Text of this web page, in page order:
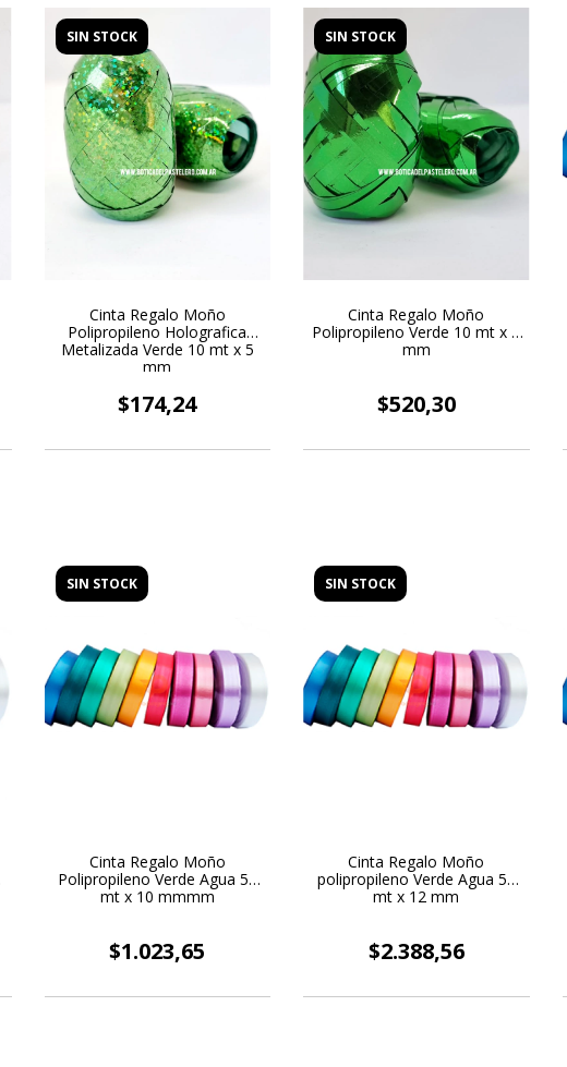
SIN STOCK
Cinta Regalo Moño
Polipropileno Holografica
Metalizada Verde 10 mt x 5
mm
$174,24
SIN STOCK
Cinta Regalo Moño
Polipropileno Verde 10 mt x 5
mm
$520,30
SIN STOCK
Cinta Regalo Moño
Polipropileno Verde Agua 50
mt x 10 mmmm
$1.023,65
SIN STOCK
Cinta Regalo Moño
polipropileno Verde Agua 50
mt x 12 mm
$2.388,56